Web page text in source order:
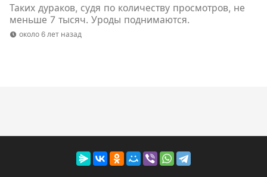
Таких дураков, судя по количеству просмотров, не
меньше 7 тысяч. Уроды поднимаются.
около 6 лет назад